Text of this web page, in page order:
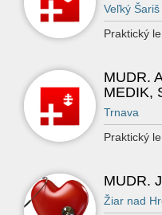
Veľký Šariš
Praktický
MUDR.
MEDIK,
Trnava
Praktický
MUDR.
Žiar nad